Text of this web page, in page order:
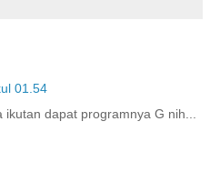
01.54
dapat programnya G nih...